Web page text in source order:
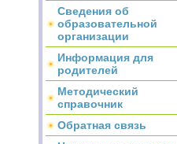
Сведения об
образовательной
организации
Информация для
родителей
Методический
справочник
Обратная связь